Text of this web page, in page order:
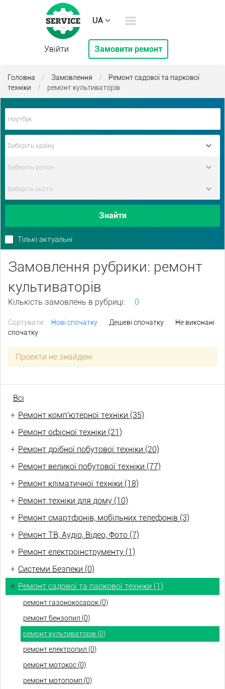
UA
Увійти Замовити ремонт
Головна / Замовлення /
Ремонт садової та паркової
техніки
/ ремонт культиваторів
Знайти
Тількі актуальні
Замовлення рубрики: ремонт
культиваторів
Кількість замовлень в рубриці: 0
Сортувати: Нові спочатку Дешеві спочатку
Не виконані
спочатку
Проекти не знайдені
Всі
+ Ремонт комп'ютерної техніки (35)
+ Ремонт офісної техніки (21)
+ Ремонт дрібної побутової техніки (20)
+ Ремонт великої побутової техніки (77)
+ Ремонт кліматичної техніки (18)
+ Ремонт техніки для дому (10)
+ Ремонт смартфонів, мобільних телефонів (3)
+ Ремонт ТВ, Аудіо, Відео, Фото (7)
+ Ремонт електроінструменту (1)
+ Системи Безпеки (0)
+ Ремонт садової та паркової техніки (1)
ремонт газонокосарок (0)
ремонт бензопил (0)
ремонт культиваторів (0)
ремонт електропил (0)
ремонт мотокос (0)
ремонт мотопомп (0)